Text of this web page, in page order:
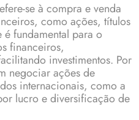
se à compra e venda
como ações, títulos
fundamental para o
financeiros,
investimentos. Por
negociar ações de
internacionais, como a
lucro e diversificação de